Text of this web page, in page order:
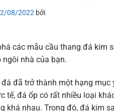
08/2022 bởi
các mẫu cầu thang đá kim
ngôi nhà của bạn.
đã trở thành một hạng
tế, đá ốp có rất nhiều loại
khá nhau. Trong đó, đá kim